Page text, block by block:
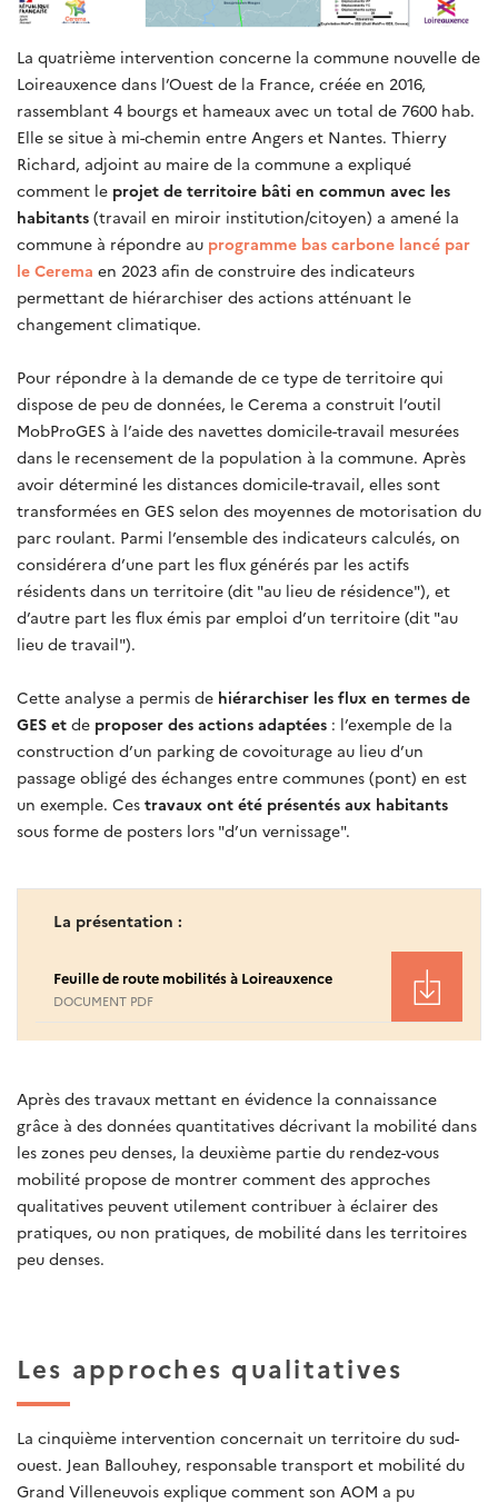
La quatrième intervention concerne la commune nouvelle de
Loireauxence dans l’Ouest de la France, créée en 2016,
rassemblant 4 bourgs et hameaux avec un total de 7600 hab.
Elle se situe à mi-chemin entre Angers et Nantes. Thierry
Richard, adjoint au maire de la commune a expliqué
comment le projet de territoire bâti en commun avec les
habitants (travail en miroir institution/citoyen) a amené la
commune à répondre au programme bas carbone lancé par
le Cerema en 2023 afin de construire des indicateurs
permettant de hiérarchiser des actions atténuant le
changement climatique.
Pour répondre à la demande de ce type de territoire qui
dispose de peu de données, le Cerema a construit l’outil
MobProGES à l’aide des navettes domicile-travail mesurées
dans le recensement de la population à la commune. Après
avoir déterminé les distances domicile-travail, elles sont
transformées en GES selon des moyennes de motorisation du
parc roulant. Parmi l’ensemble des indicateurs calculés, on
considérera d’une part les flux générés par les actifs
résidents dans un territoire (dit "au lieu de résidence"), et
d’autre part les flux émis par emploi d’un territoire (dit "au
lieu de travail").
Cette analyse a permis de hiérarchiser les flux en termes de
GES et de proposer des actions adaptées : l’exemple de la
construction d’un parking de covoiturage au lieu d’un
passage obligé des échanges entre communes (pont) en est
un exemple. Ces travaux ont été présentés aux habitants
sous forme de posters lors "d’un vernissage".
La présentation :
Feuille de route mobilités à Loireauxence
DOCUMENT PDF
Après des travaux mettant en évidence la connaissance
grâce à des données quantitatives décrivant la mobilité dans
les zones peu denses, la deuxième partie du rendez-vous
mobilité propose de montrer comment des approches
qualitatives peuvent utilement contribuer à éclairer des
pratiques, ou non pratiques, de mobilité dans les territoires
peu denses.
Les approches qualitatives
La cinquième intervention concernait un territoire du sud-
ouest. Jean Ballouhey, responsable transport et mobilité du
Grand Villeneuvois explique comment son AOM a pu